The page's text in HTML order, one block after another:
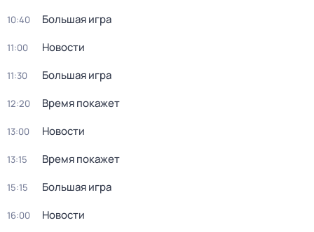
10:40 Большая игра
11:00 Новости
11:30 Большая игра
12:20 Время покажет
13:00 Новости
13:15 Время покажет
15:15 Большая игра
16:00 Новости